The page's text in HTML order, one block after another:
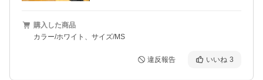
購入した商品
カラー/ホワイト、サイズ/MS
違反報告 いいね 3